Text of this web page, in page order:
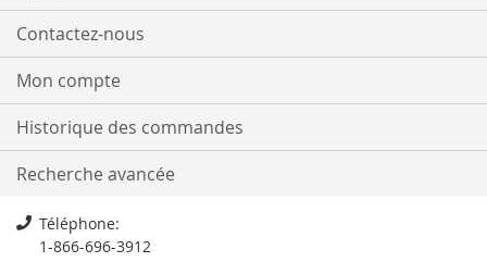
Contactez-nous
Mon compte
Historique des commandes
Recherche avancée
Téléphone:
1-866-696-3912